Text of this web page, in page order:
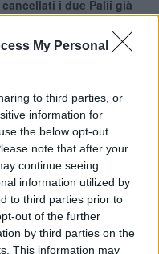
My Personal
to third parties, or
information for
the below opt-out
note that after your
continue seeing
information utilized by
to third parties prior to
out of the further
by third parties on the
This information may
i due Palii già
succedeva dalla
Siena, le due carriere sono
coronavirus. La sofferta
tra il sindaco Luigi De
delle 17 contrade, il
di colera. L'ultima